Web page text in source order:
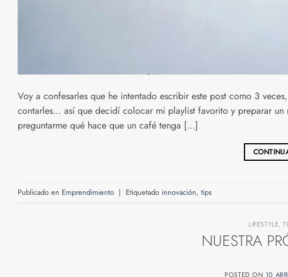
Voy a confesarles que he intentado escribir este post como 3
contarles… así que decidí colocar mi playlist favorito y preparar
preguntarme qué hace que un café tenga […]
Publicado en Emprendimiento | Etiquetado innovación, tips
LIFESTYLE,
NUESTRA
POSTED ON 10